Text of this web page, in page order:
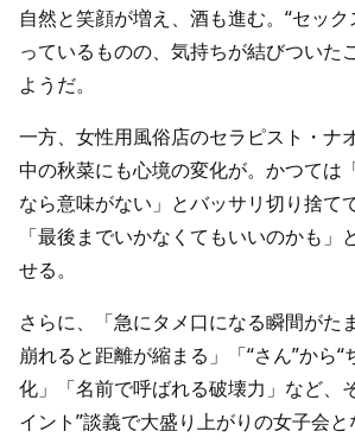
自然と笑顔が増え、酒も進む。“セッ
っているものの、気持ちが結びついた
ようだ。
一方、女性用風俗店のセラピスト・ナ
中の秋菜にも心境の変化が。かつては
なら意味がない」とバッサリ切り捨て
「最後までいかなくてもいいのかも」
せる。
さらに、「急にタメ口になる瞬間がた
崩れると距離が縮まる」「“さん”から“
化」「名前で呼ばれる破壊力」など、
イント”談義で大盛り上がりの女子会と